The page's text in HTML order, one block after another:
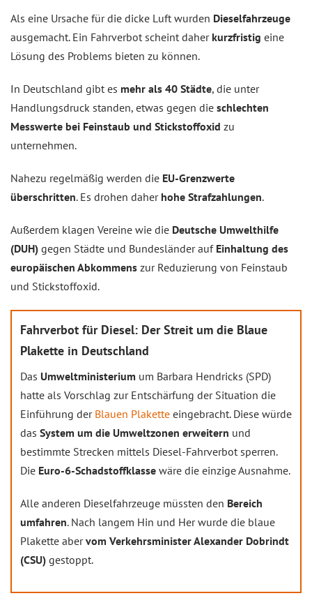
Als eine Ursache für die dicke Luft wurden Dieselfahrzeuge
ausgemacht. Ein Fahrverbot scheint daher kurzfristig eine
Lösung des Problems bieten zu können.
In Deutschland gibt es mehr als 40 Städte, die unter
Handlungsdruck standen, etwas gegen die schlechten
Messwerte bei Feinstaub und Stickstoffoxid zu
unternehmen.
Nahezu regelmäßig werden die EU-Grenzwerte
überschritten. Es drohen daher hohe Strafzahlungen.
Außerdem klagen Vereine wie die Deutsche Umwelthilfe
(DUH) gegen Städte und Bundesländer auf Einhaltung des
europäischen Abkommens zur Reduzierung von Feinstaub
und Stickstoffoxid.
Fahrverbot für Diesel: Der Streit um die Blaue
Plakette in Deutschland
Das Umweltministerium um Barbara Hendricks (SPD)
hatte als Vorschlag zur Entschärfung der Situation die
Einführung der Blauen Plakette eingebracht. Diese würde
das System um die Umweltzonen erweitern und
bestimmte Strecken mittels Diesel-Fahrverbot sperren.
Die Euro-6-Schadstoffklasse wäre die einzige Ausnahme.
Alle anderen Dieselfahrzeuge müssten den Bereich
umfahren. Nach langem Hin und Her wurde die blaue
Plakette abervom Verkehrsminister Alexander Dobrindt
(CSU) gestoppt.